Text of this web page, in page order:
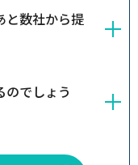
と数社から提
のでしょう